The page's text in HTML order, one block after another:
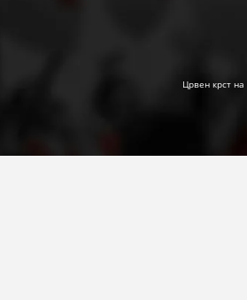
Црвен крст